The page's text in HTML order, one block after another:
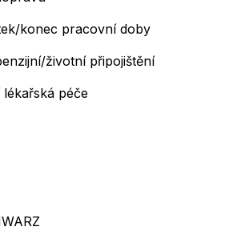
konec pracovní doby
životní připojištění
péče